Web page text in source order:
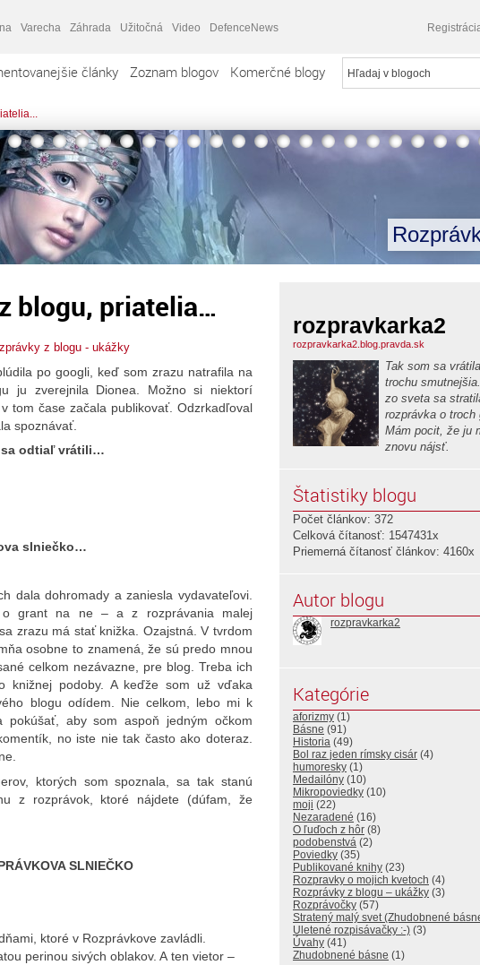
Varecha Záhrada Užitočná Video DefenceNews
články Zoznam blogov Komerčné blogy
blogu, priatelia…
z blogu - ukážky
po googli, keď som zrazu natrafila na
ju zverejnila Dionea. Možno si niektorí
tom čase začala publikovať. Odzrkadľoval
spoznávať.
sa odtiaľ vrátili…
slniečko…
dala dohromady a zaniesla vydavateľovi.
o grant na ne – a z rozprávania malej
zrazu má stať knižka. Ozajstná. V tvrdom
osobne to znamená, že sú predo mnou
celkom nezávazne, pre blog. Treba ich
knižnej podoby. A keďže som už vďaka
blogu odídem. Nie celkom, lebo mi k
aby som aspoň jedným očkom
no iste nie tak často ako doteraz.
ktorých som spoznala, sa tak stanú
z rozprávok, ktoré nájdete (dúfam, že
SLNIEČKO
ktoré v Rozprávkove zavládli.
perinou sivých oblakov. A ten vietor –
rozpravkarka2
rozpravkarka2.blog.pravda.sk
Tak som sa
trochu
zo sveta sa
rozprávka o troch
Mám pocit, že ju
znovu nájsť.
Štatistiky blogu
Počet článkov: 372
Celková čítanosť: 1547431x
Priemerná čítanosť článkov: 4160x
Autor blogu
rozpravkarka2
Kategórie
aforizmy (1)
Básne (91)
Historia (49)
Bol raz jeden rímsky cisár (4)
humoresky (1)
Medailóny (10)
Mikropoviedky (10)
moji (22)
Nezaradené (16)
O ľuďoch z hôr (8)
podobenstvá (2)
Poviedky (35)
Publikované knihy (23)
Rozpravky o mojich kvetoch (4)
Rozprávky z blogu – ukážky (3)
Rozprávočky (57)
Stratený malý svet (Zhudobnené
Uletené rozpisávačky :-) (3)
Úvahy (41)
Zhudobnené básne (1)